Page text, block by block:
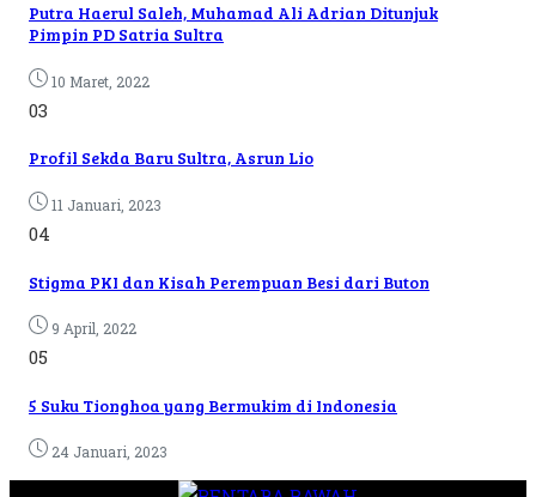
Putra Haerul Saleh, Muhamad Ali Adrian Ditunjuk
Pimpin PD Satria Sultra
10 Maret, 2022
03
Profil Sekda Baru Sultra, Asrun Lio
11 Januari, 2023
04
Stigma PKI dan Kisah Perempuan Besi dari Buton
9 April, 2022
05
5 Suku Tionghoa yang Bermukim di Indonesia
24 Januari, 2023